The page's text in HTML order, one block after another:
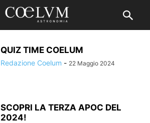
QUIZ TIME COELUM
Redazione Coelum - 22 Maggio 2024
SCOPRI LA TERZA APOC DEL
2024!